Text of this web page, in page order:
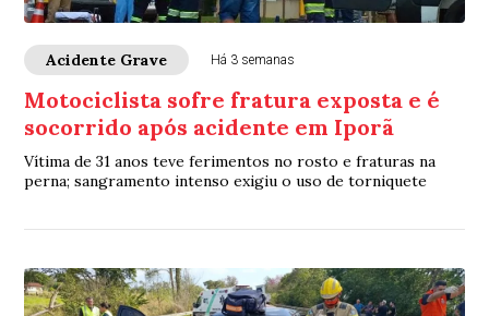
Acidente Grave Há 3 semanas
Motociclista sofre fratura exposta e é
socorrido após acidente em Iporã
Vítima de 31 anos teve ferimentos no rosto e fraturas na
perna; sangramento intenso exigiu o uso de torniquete